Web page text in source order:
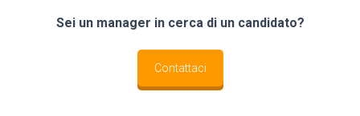
Sei un manager in cerca di un candidato?
Contattaci